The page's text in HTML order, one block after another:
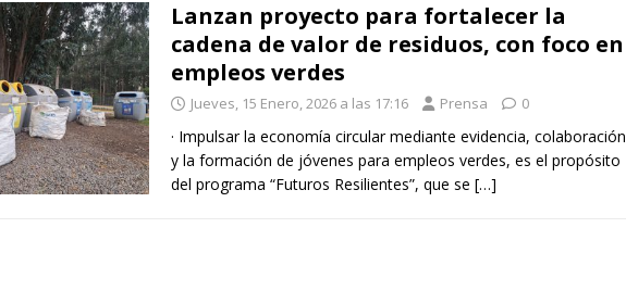
Lanzan proyecto para fortalecer la
cadena de valor de residuos, con foco en
empleos verdes
Jueves, 15 Enero, 2026 a las 17:16 Prensa 0
· Impulsar la economía circular mediante evidencia, colaboración
y la formación de jóvenes para empleos verdes, es el propósito
del programa “Futuros Resilientes”, que se […]